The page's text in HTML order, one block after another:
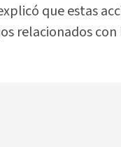
que estas
relacionados